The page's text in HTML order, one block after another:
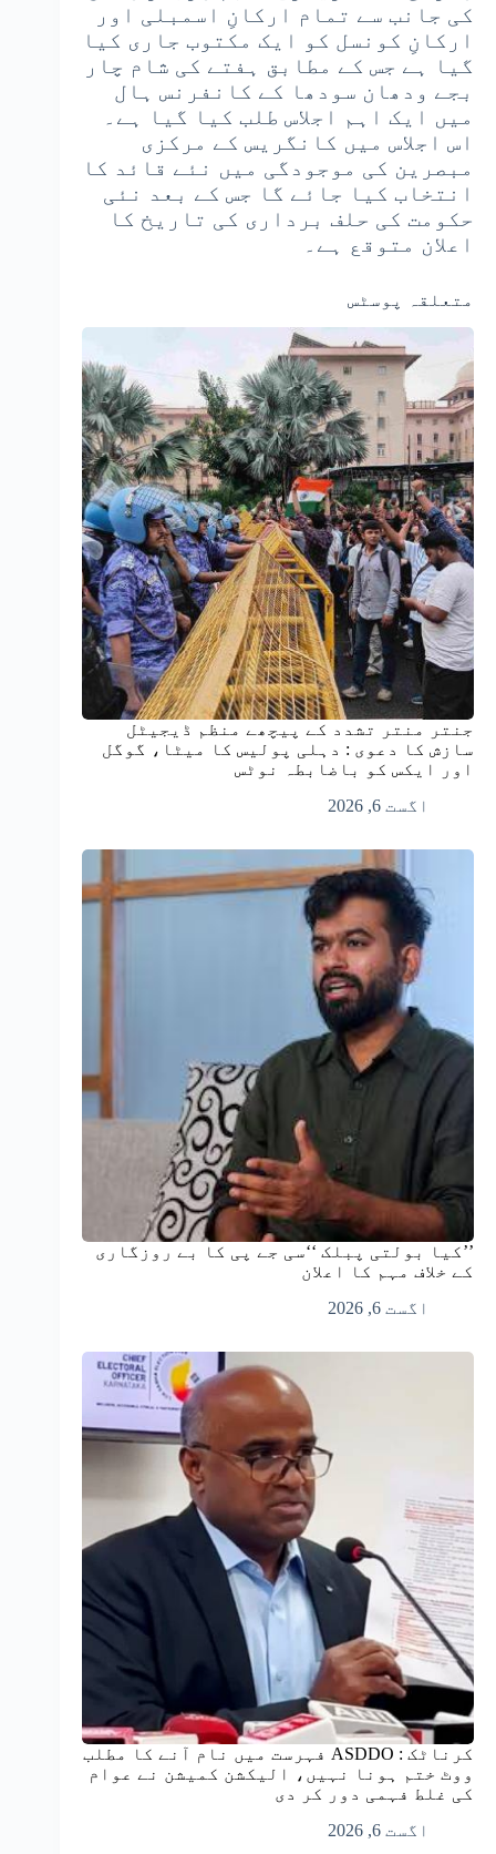
کی جانب سے تمام ارکانِ اسمبلی اور
ارکانِ کونسل کو ایک مکتوب جاری کیا
گیا ہے جس کے مطابق ہفتے کی شام چار
بجے ودھان سودھا کے کانفرنس ہال
میں ایک اہم اجلاس طلب کیا گیا ہے۔
اس اجلاس میں کانگریس کے مرکزی
مبصرین کی موجودگی میں نئے قائد کا
انتخاب کیا جائے گا جس کے بعد نئی
حکومت کی حلف برداری کی تاریخ کا
اعلان متوقع ہے۔
متعلقہ پوسٹس
جنتر منتر تشدد کے پیچھے منظم ڈیجیٹل
سازش کا دعوی : دہلی پولیس کا میٹا، گوگل
اور ایکس کو باضابطہ نوٹس
اگست 6, 2026
’’کیا بولتی پبلک ‘‘سی جے پی کا بے روزگاری
کے خلاف مہم کا اعلان
اگست 6, 2026
کرناٹک : ASDDO فہرست میں نام آنے کا مطلب
ووٹ ختم ہونا نہیں، الیکشن کمیشن نے عوام
کی غلط فہمی دور کر دی
اگست 6, 2026